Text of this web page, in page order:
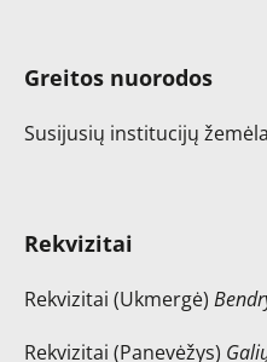
Greitos nuorodos
Susijusių institucijų
Rekvizitai
Rekvizitai (Ukmergė)
Rekvizitai (Panevėžys)